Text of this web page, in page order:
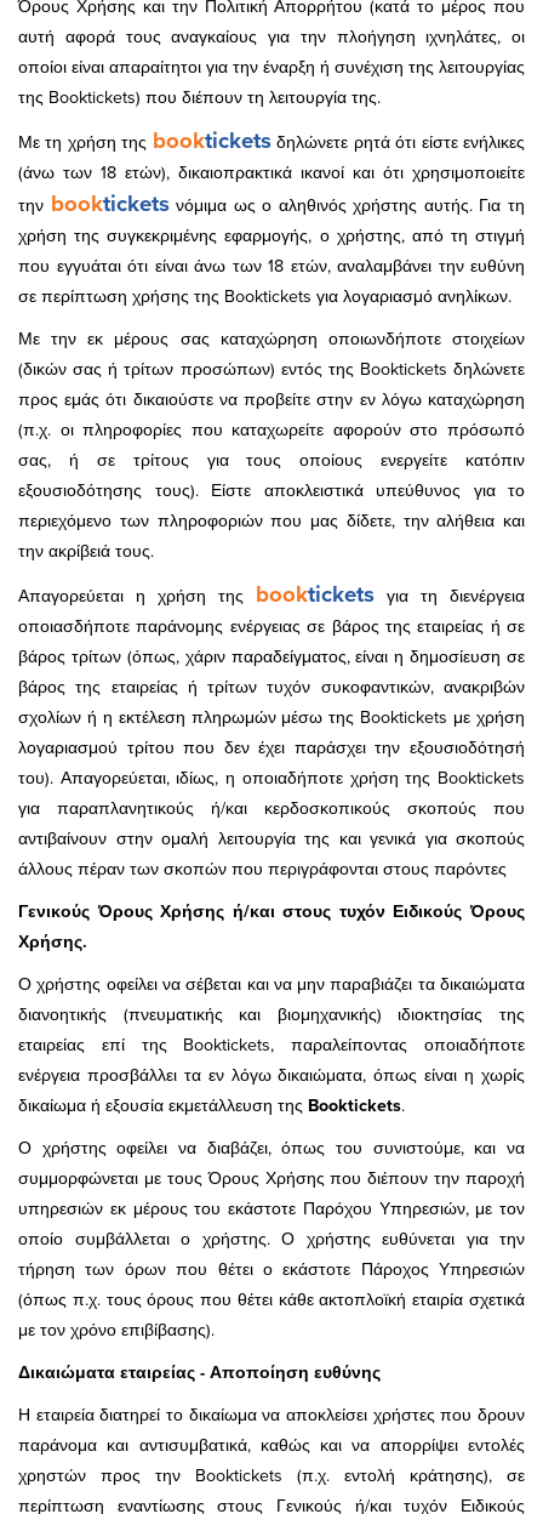
Όρους Χρήσης και την Πολιτική Απορρήτου (κατά το μέρος που
αυτή αφορά τους αναγκαίους για την πλοήγηση ιχνηλάτες, οι
οποίοι είναι απαραίτητοι για την έναρξη ή συνέχιση της λειτουργίας
της Booktickets) που διέπουν τη λειτουργία της.
Με τη χρήση της booktickets δηλώνετε ρητά ότι είστε ενήλικες
(άνω των 18 ετών), δικαιοπρακτικά ικανοί και ότι χρησιμοποιείτε
την bookticketsνόμιμα ως ο αληθινός χρήστης αυτής. Για τη
χρήση της συγκεκριμένης εφαρμογής, ο χρήστης, από τη στιγμή
που εγγυάται ότι είναι άνω των 18 ετών, αναλαμβάνει την ευθύνη
σε περίπτωση χρήσης της Booktickets για λογαριασμό ανηλίκων.
Με την εκ μέρους σας καταχώρηση οποιωνδήποτε στοιχείων
(δικών σας ή τρίτων προσώπων) εντός της Booktickets δηλώνετε
προς εμάς ότι δικαιούστε να προβείτε στην εν λόγω καταχώρηση
(π.χ. οι πληροφορίες που καταχωρείτε αφορούν στο πρόσωπό
σας, ή σε τρίτους για τους οποίους ενεργείτε κατόπιν
εξουσιοδότησης τους). Είστε αποκλειστικά υπεύθυνος για το
περιεχόμενο των πληροφοριών που μας δίδετε, την αλήθεια και
την ακρίβειά τους.
Απαγορεύεται η χρήση της booktickets για τη διενέργεια
οποιασδήποτε παράνομης ενέργειας σε βάρος της εταιρείας ή σε
βάρος τρίτων (όπως, χάριν παραδείγματος, είναι η δημοσίευση σε
βάρος της εταιρείας ή τρίτων τυχόν συκοφαντικών, ανακριβών
σχολίων ή η εκτέλεση πληρωμών μέσω της Booktickets με χρήση
λογαριασμού τρίτου που δεν έχει παράσχει την εξουσιοδότησή
του). Απαγορεύεται, ιδίως, η οποιαδήποτε χρήση της Booktickets
για παραπλανητικούς ή/και κερδοσκοπικούς σκοπούς που
αντιβαίνουν στην ομαλή λειτουργία της και γενικά για σκοπούς
άλλους πέραν των σκοπών που περιγράφονται στους παρόντες
Γενικούς Όρους Χρήσης ή/και στους τυχόν Ειδικούς Όρους
Χρήσης.
Ο χρήστης οφείλει να σέβεται και να μην παραβιάζει τα δικαιώματα
διανοητικής (πνευματικής και βιομηχανικής) ιδιοκτησίας της
εταιρείας επί της Booktickets, παραλείποντας οποιαδήποτε
ενέργεια προσβάλλει τα εν λόγω δικαιώματα, όπως είναι η χωρίς
δικαίωμα ή εξουσία εκμετάλλευση της Booktickets.
Ο χρήστης οφείλει να διαβάζει, όπως του συνιστούμε, και να
συμμορφώνεται με τους Όρους Χρήσης που διέπουν την παροχή
υπηρεσιών εκ μέρους του εκάστοτε Παρόχου Υπηρεσιών, με τον
οποίο συμβάλλεται ο χρήστης. Ο χρήστης ευθύνεται για την
τήρηση των όρων που θέτει ο εκάστοτε Πάροχος Υπηρεσιών
(όπως π.χ. τους όρους που θέτει κάθε ακτοπλοϊκή εταιρία σχετικά
με τον χρόνο επιβίβασης).
Δικαιώματα εταιρείας - Αποποίηση ευθύνης
Η εταιρεία διατηρεί το δικαίωμα να αποκλείσει χρήστες που δρουν
παράνομα και αντισυμβατικά, καθώς και να απορρίψει εντολές
χρηστών προς την Booktickets (π.χ. εντολή κράτησης), σε
περίπτωση εναντίωσης στους Γενικούς ή/και τυχόν Ειδικούς